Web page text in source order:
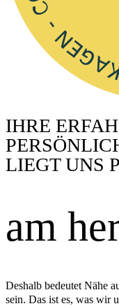
IHRE
LIEGT UNS
am
Deshalb bedeutet Nähe
sein. Das ist es, was wir